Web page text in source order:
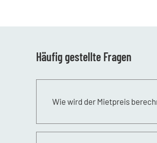
Häufig gestellte Fragen
Wie wird der Mietpreis